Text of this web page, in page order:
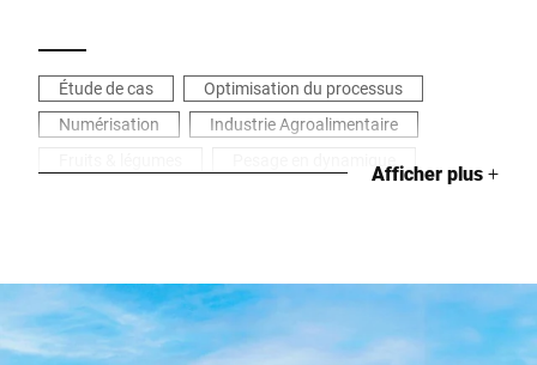
Étude de cas
Optimisation du processus
Numérisation
Industrie Agroalimentaire
Afficher plus+